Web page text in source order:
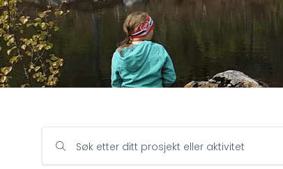
Søk etter ditt prosjekt eller aktivitet